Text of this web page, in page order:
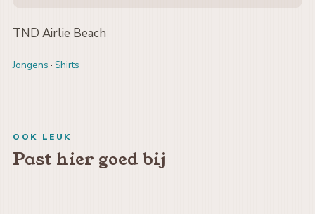
TND Airlie Beach
Jongens · Shirts
OOK LEUK
Past hier goed bij